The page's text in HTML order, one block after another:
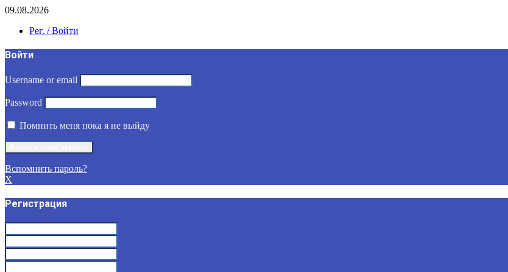
09.08.2026
Рег. / Войти
Войти
Username or email
Password
Помнить меня пока я не выйду
Вспомнить пароль?
X
Регистрация